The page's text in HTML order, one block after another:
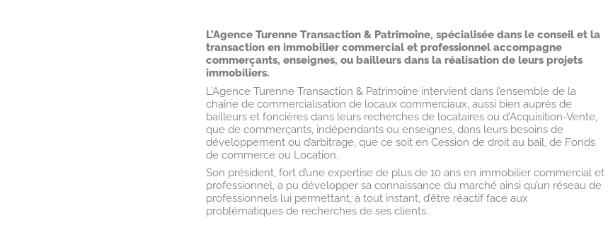
L’Agence Turenne Transaction & Patrimoine, spécialisée dans le conseil et la
transaction en immobilier commercial et professionnel accompagne
commerçants, enseignes, ou bailleurs dans la réalisation de leurs projets
immobiliers.
L’Agence Turenne Transaction & Patrimoine intervient dans l’ensemble de la
chaîne de commercialisation de locaux commerciaux, aussi bien auprès de
bailleurs et foncières dans leurs recherches de locataires ou d’Acquisition-Vente,
que de commerçants, indépendants ou enseignes, dans leurs besoins de
développement ou d’arbitrage, que ce soit en Cession de droit au bail, de Fonds
de commerce ou Location.
Son président, fort d’une expertise de plus de 10 ans en immobilier commercial et
professionnel, a pu développer sa connaissance du marché ainsi qu’un réseau de
professionnels lui permettant, à tout instant, d’être réactif face aux
problématiques de recherches de ses clients.